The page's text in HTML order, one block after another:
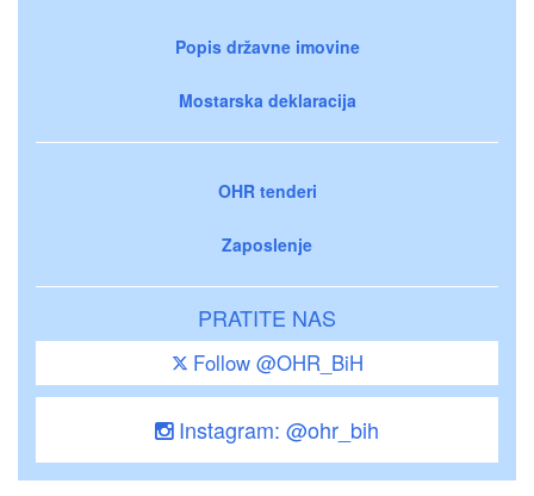
Popis državne imovine
Mostarska deklaracija
OHR tenderi
Zaposlenje
PRATITE NAS
Follow @OHR_BiH
Instagram: @ohr_bih